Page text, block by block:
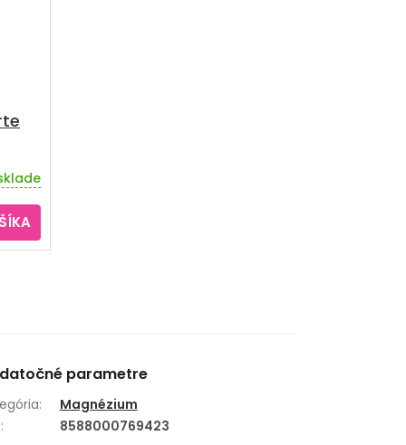
parametre
:
Magnézium
: 8588000769423